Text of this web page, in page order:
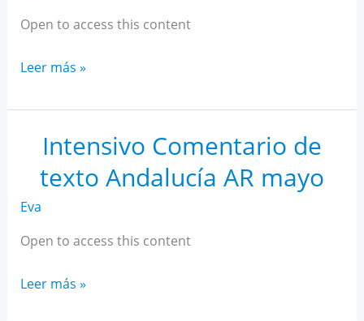
Open to access this content
Curso
para
estudiantes
Leer más »
Intensivo Comentario de
texto Andalucía AR mayo
Eva
Open to access this content
Intensivo
Leer más »